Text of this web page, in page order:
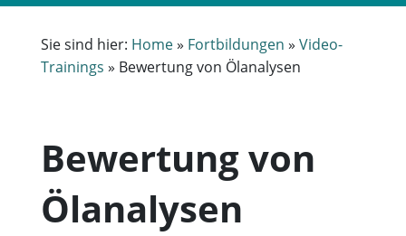
Sie sind hier: Home» Fortbildungen » Video-
Trainings » Bewertung von Ölanalysen
Bewertung von
Ölanalysen